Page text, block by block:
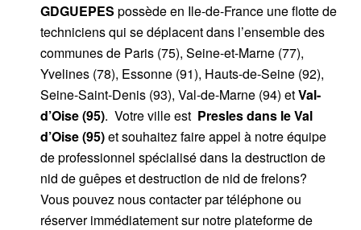
GDGUEPES possède en Ile-de-France une flotte de
techniciens qui se déplacent dans l’ensemble des
communes de Paris (75), Seine-et-Marne (77),
Yvelines (78), Essonne (91), Hauts-de-Seine (92),
Seine-Saint-Denis (93), Val-de-Marne (94) etVal-
d’Oise (95). Votre ville est Presles dans le Val
d’Oise (95)et souhaitez faire appel à notre équipe
de professionnel spécialisé dans la destruction de
nid de guêpes et destruction de nid de frelons?
Vous pouvez nous contacter par téléphone ou
réserver immédiatement sur notre plateforme de